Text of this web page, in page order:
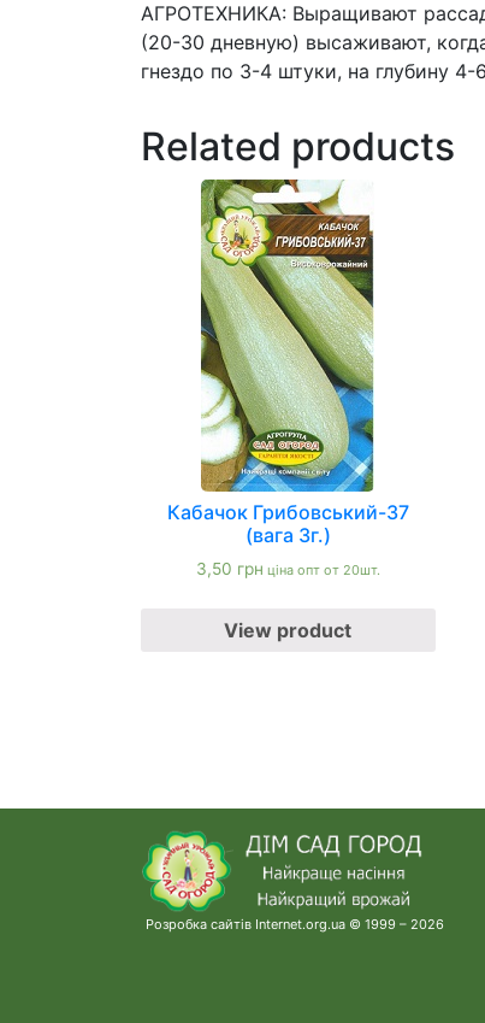
АГРОТЕХНИКА: Выращивают
(20-30 дневную) высаживают,
гнездо по 3-4 штуки, на глубину 4-
Related products
Кабачок Грибовський-37
(вага 3г.)
3,50 грн ціна опт от 20шт.
View product
Розробка сайтів Internet.org.ua © 1999 – 2026